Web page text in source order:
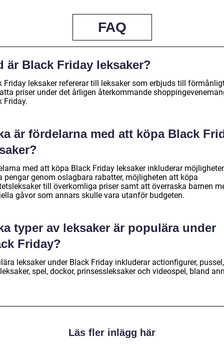
FAQ
är Black Friday leksaker?
Friday leksaker refererar till leksaker som erbjuds till
priser under det årligen återkommande
Friday.
är fördelarna med att köpa Black
med att köpa Black Friday leksaker inkluderar
pengar genom oslagbara rabatter, möjligheten att köpa
till överkomliga priser samt att överraska barnen
gåvor som annars skulle vara utanför budgeten.
typer av leksaker är populära under
Friday?
leksaker under Black Friday inkluderar actionfigurer, pussel,
spel, dockor, prinsessleksaker och videospel, bland
Läs fler inlägg här